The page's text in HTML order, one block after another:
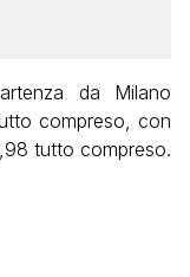
da Milano
compreso, con
tutto compreso.